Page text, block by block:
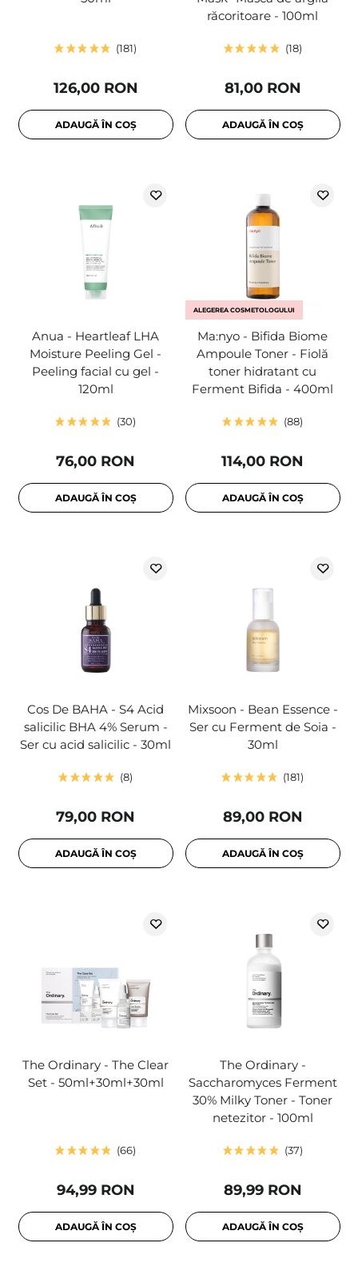
181
126,00 RON
ADAUGĂ ÎN COȘ
răcoritoare - 100ml
18
81,00 RON
ADAUGĂ ÎN COȘ
Anua - Heartleaf LHA
Moisture Peeling Gel -
Peeling facial cu gel -
120ml
30
76,00 RON
ADAUGĂ ÎN COȘ
ALEGEREA COSMETOLOGULUI
Ma:nyo - Bifida Biome
Ampoule Toner - Fiolă
toner hidratant cu
Ferment Bifida - 400ml
88
114,00 RON
ADAUGĂ ÎN COȘ
Cos De BAHA - S4 Acid
salicilic BHA 4% Serum -
Ser cu acid salicilic - 30ml
8
79,00 RON
ADAUGĂ ÎN COȘ
Mixsoon - Bean Essence -
Ser cu Ferment de Soia -
30ml
181
89,00 RON
ADAUGĂ ÎN COȘ
The Ordinary - The Clear
Set - 50ml+30ml+30ml
66
94,99 RON
ADAUGĂ ÎN COȘ
The Ordinary -
Saccharomyces Ferment
30% Milky Toner - Toner
netezitor - 100ml
37
89,99 RON
ADAUGĂ ÎN COȘ